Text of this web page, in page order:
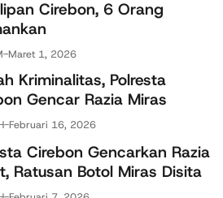
Cirebon, 6 Orang
-Maret 1, 2026
Kriminalitas, Polresta
Gencar Razia Miras
-Februari 16, 2026
Cirebon Gencarkan Razia
Ratusan Botol Miras Disita